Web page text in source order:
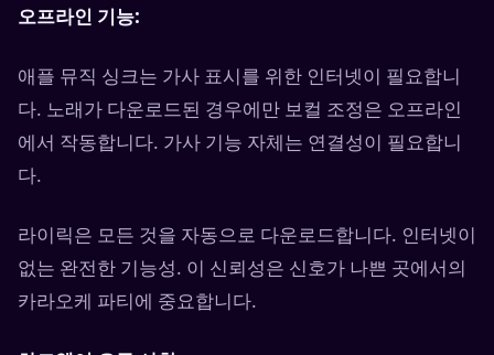
오프라인 기능:
애플 뮤직 싱크는 가사 표시를 위한 인터넷이 필요합니
다. 노래가 다운로드된 경우에만 보컬 조정은 오프라인
에서 작동합니다. 가사 기능 자체는 연결성이 필요합니
다.
라이릭은 모든 것을 자동으로 다운로드합니다. 인터넷이
없는 완전한 기능성. 이 신뢰성은 신호가 나쁜 곳에서의
카라오케 파티에 중요합니다.